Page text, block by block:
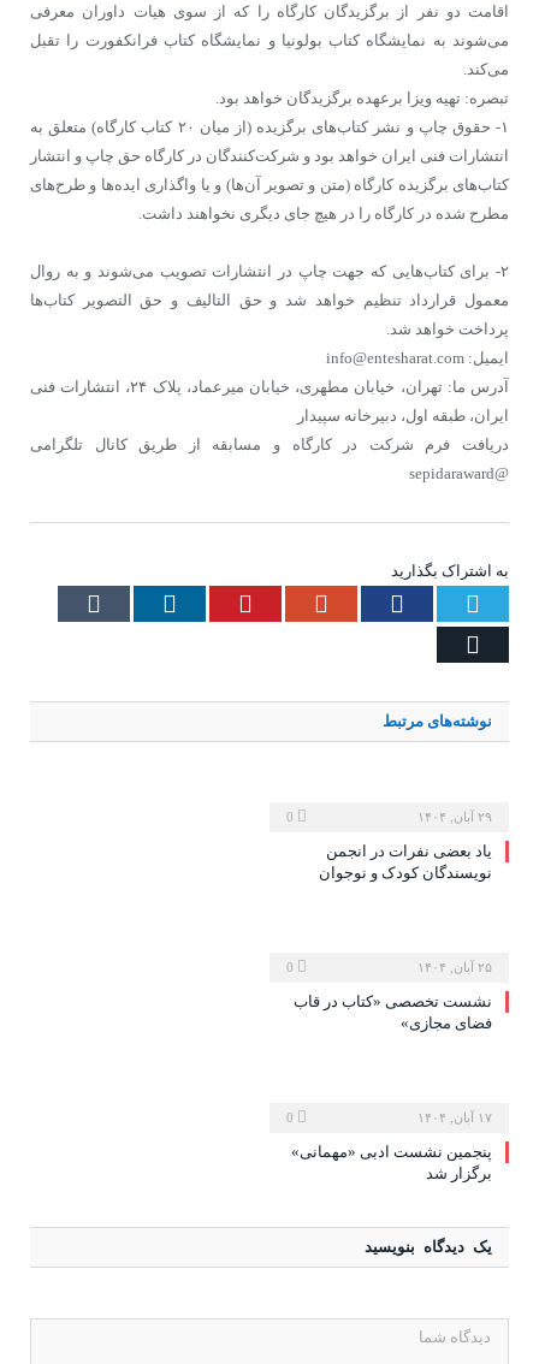
اقامت دو نفر از برگزیدگان کارگاه را که از سوی هیات داوران معرفی
می‌شوند به نمایشگاه کتاب بولونیا و نمایشگاه کتاب فرانکفورت را تقبل
می‌کند.
تبصره: تهیه ویزا برعهده برگزیدگان خواهد بود.
۱- حقوق چاپ و نشر کتاب‌های برگزیده (از میان ۲۰ کتاب کارگاه) متعلق به
انتشارات فنی ایران خواهد بود و شرکت‌کنندگان در کارگاه حق چاپ و انتشار
کتاب‌های برگزیده کارگاه (متن و تصویر آن‌ها) و یا واگذاری ایده‌ها و طرح‌های
مطرح شده در کارگاه را در هیچ جای دیگری نخواهند داشت.
۲- برای کتاب‌هایی که جهت چاپ در انتشارات تصویب می‌شوند و به روال
معمول قرارداد تنظیم خواهد شد و حق التالیف و حق التصویر کتاب‌ها
پرداخت خواهد شد.
ایمیل: info@entesharat.com
آدرس ما: تهران، خیابان مطهری، خیابان میرعماد، پلاک ۲۴، انتشارات فنی
ایران، طبقه اول، دبیرخانه سپیدار
دریافت فرم شرکت در کارگاه و مسابقه از طریق کانال تلگرامی
@sepidaraward
به اشتراک بگذارید
Twitter
Facebook
Google+
Pinterest
LinkedIn
نوشته‌های مرتبط
۲۹ آبان, ۱۴۰۴
یاد بعضی نفرات در انجمن
نویسندگان کودک و نوجوان
۲۵ آبان, ۱۴۰۴
نشست تخصصی «کتاب در قاب
فضای مجازی»
۱۷ آبان, ۱۴۰۴
پنجمین نشست ادبی «مهمانی»
برگزار شد
یک دیدگاه بنویسید